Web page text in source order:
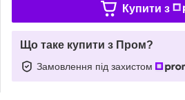
Купити з
Що таке купити з Пром?
Замовлення під захистом